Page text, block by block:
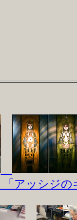
「アッシジ